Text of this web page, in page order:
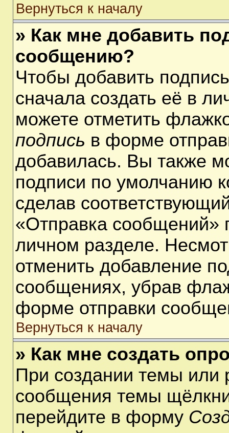
Вернуться к началу
» Как мне добавить
сообщению?
Чтобы добавить
сначала создать её в
можете отметить
подпись в форме
добавилась. Вы также
подписи по умолчанию
сделав
«Отправка сообщений»
личном разделе.
отменить добавление
сообщениях, убрав
форме отправки
Вернуться к началу
» Как мне создать
При создании темы или
сообщения темы
перейдите в форму